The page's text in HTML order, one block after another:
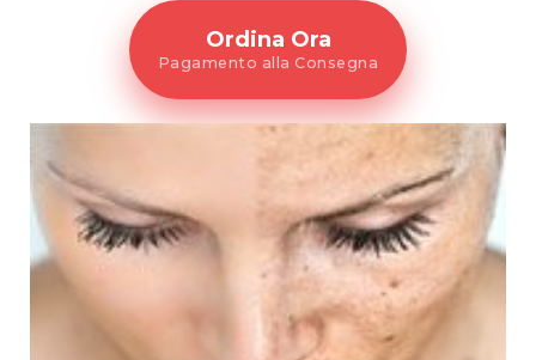
Ordina Ora
Pagamento alla Consegna